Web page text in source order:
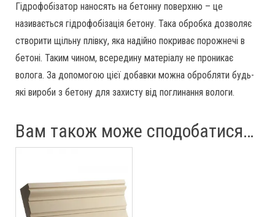
Гідрофобізатор наносять на бетонну поверхню – це
називається гідрофобізація бетону. Така обробка дозволяє
створити щільну плівку, яка надійно покриває порожнечі в
бетоні. Таким чином, всередину матеріалу не проникає
волога. За допомогою цієї добавки можна обробляти будь-
які вироби з бетону для захисту від поглинання вологи.
Вам також може сподобатися…